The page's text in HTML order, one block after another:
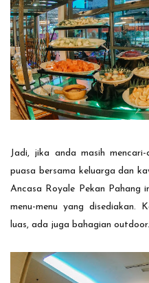
Jadi, jika anda masih
puasa bersama keluarga dan
Ancasa Royale Pekan Pahang
menu-menu yang disediakan.
luas, ada juga bahagian outdoor.